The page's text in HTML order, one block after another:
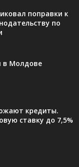
поправки к
по
в Молдове
кредиты.
ставку до 7,5%